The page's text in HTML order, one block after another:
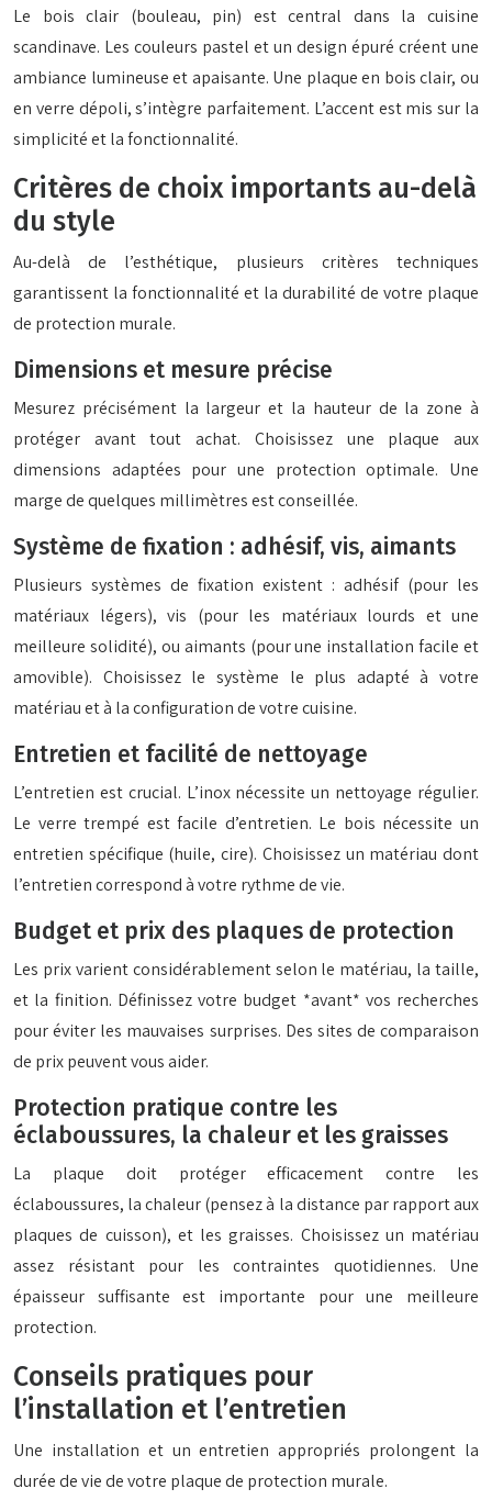
Le bois clair (bouleau, pin) est central dans la cuisine
scandinave. Les couleurs pastel et un design épuré créent une
ambiance lumineuse et apaisante. Une plaque en bois clair, ou
en verre dépoli, s’intègre parfaitement. L’accent est mis sur la
simplicité et la fonctionnalité.
Critères de choix importants au-delà
du style
Au-delà de l’esthétique, plusieurs critères techniques
garantissent la fonctionnalité et la durabilité de votre plaque
de protection murale.
Dimensions et mesure précise
Mesurez précisément la largeur et la hauteur de la zone à
protéger avant tout achat. Choisissez une plaque aux
dimensions adaptées pour une protection optimale. Une
marge de quelques millimètres est conseillée.
Système de fixation : adhésif, vis, aimants
Plusieurs systèmes de fixation existent : adhésif (pour les
matériaux légers), vis (pour les matériaux lourds et une
meilleure solidité), ou aimants (pour une installation facile et
amovible). Choisissez le système le plus adapté à votre
matériau et à la configuration de votre cuisine.
Entretien et facilité de nettoyage
L’entretien est crucial. L’inox nécessite un nettoyage régulier.
Le verre trempé est facile d’entretien. Le bois nécessite un
entretien spécifique (huile, cire). Choisissez un matériau dont
l’entretien correspond à votre rythme de vie.
Budget et prix des plaques de protection
Les prix varient considérablement selon le matériau, la taille,
et la finition. Définissez votre budget *avant* vos recherches
pour éviter les mauvaises surprises. Des sites de comparaison
de prix peuvent vous aider.
Protection pratique contre les
éclaboussures, la chaleur et les graisses
La plaque doit protéger efficacement contre les
éclaboussures, la chaleur (pensez à la distance par rapport aux
plaques de cuisson), et les graisses. Choisissez un matériau
assez résistant pour les contraintes quotidiennes. Une
épaisseur suffisante est importante pour une meilleure
protection.
Conseils pratiques pour
l’installation et l’entretien
Une installation et un entretien appropriés prolongent la
durée de vie de votre plaque de protection murale.